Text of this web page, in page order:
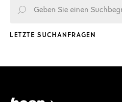
LETZTE SUCHANFRAGEN